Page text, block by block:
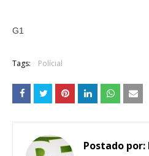
G1
Tags: Polícial
Postado por: